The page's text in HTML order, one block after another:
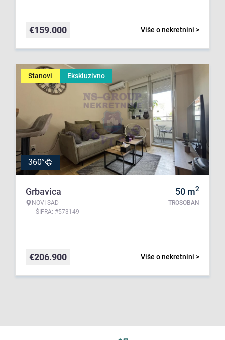
Više o nekretnini >
€159.000
Stanovi Ekskluzivno
360°
Grbavica
NOVI SAD
ŠIFRA: #573149
50 m2
TROSOBAN
Više o nekretnini >
€206.900